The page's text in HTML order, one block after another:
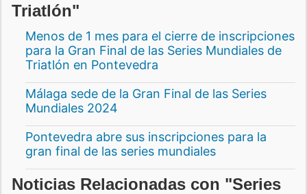
Triatlón"
Menos de 1 mes para el cierre de inscripciones
para la Gran Final de las Series Mundiales de
Triatlón en Pontevedra
Málaga sede de la Gran Final de las Series
Mundiales 2024
Pontevedra abre sus inscripciones para la
gran final de las series mundiales
Noticias Relacionadas con "Series